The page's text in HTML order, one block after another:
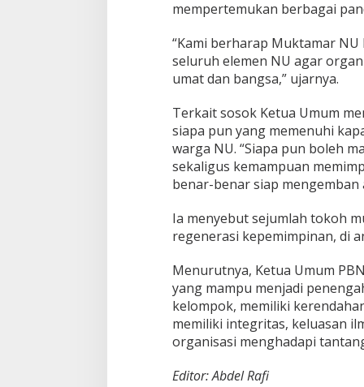
mempertemukan berbagai
“Kami berharap Muktamar
seluruh elemen NU agar
umat dan bangsa,” ujarnya.
Terkait sosok Ketua Umum
siapa pun yang memenuhi
warga NU. “Siapa pun boleh
sekaligus kemampuan
benar-benar siap mengemban
Ia menyebut sejumlah tokoh
regenerasi kepemimpinan, di
Menurutnya, Ketua Umum
yang mampu menjadi
kelompok, memiliki
memiliki integritas, keluasan
organisasi menghadapi
Editor: Abdel Rafi